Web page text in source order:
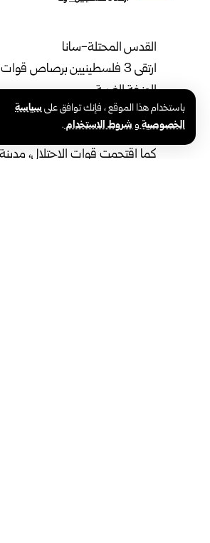
باستخدام هذا الموقع ، فإنك توافق علىسياسة
الخصوصيةوشروط الاستخدام.
القدس المحتلة-سانا
الضفة الغربية.
وذكرت وكالة الأنباء
ثلاثة شبان فلسطينيين ما أدى إلى
كما اقتحمت قوات الاحتلال،